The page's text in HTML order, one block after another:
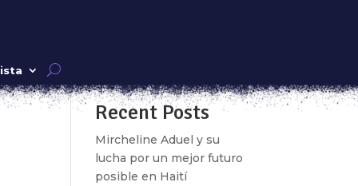
Recent Posts
Mircheline Aduel y su
lucha por un mejor futuro
posible en Haití